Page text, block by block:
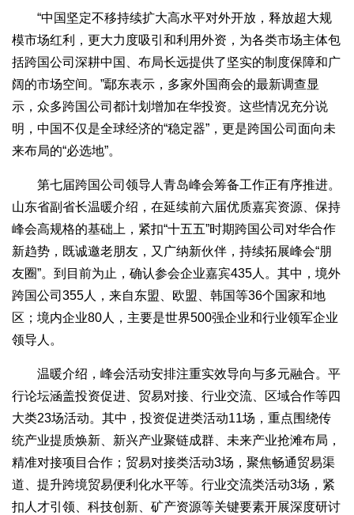
“中国坚定不移持续扩大高水平对外开放，释放超大规
模市场红利，更大力度吸引和利用外资，为各类市场主体包
括跨国公司深耕中国、布局长远提供了坚实的制度保障和广
阔的市场空间。”鄢东表示，多家外国商会的最新调查显
示，众多跨国公司都计划增加在华投资。这些情况充分说
明，中国不仅是全球经济的“稳定器”，更是跨国公司面向未
来布局的“必选地”。
第七届跨国公司领导人青岛峰会筹备工作正有序推进。
山东省副省长温暖介绍，在延续前六届优质嘉宾资源、保持
峰会高规格的基础上，紧扣“十五五”时期跨国公司对华合作
新趋势，既诚邀老朋友，又广纳新伙伴，持续拓展峰会“朋
友圈”。到目前为止，确认参会企业嘉宾435人。其中，境外
跨国公司355人，来自东盟、欧盟、韩国等36个国家和地
区；境内企业80人，主要是世界500强企业和行业领军企业
领导人。
温暖介绍，峰会活动安排注重实效导向与多元融合。平
行论坛涵盖投资促进、贸易对接、行业交流、区域合作等四
大类23场活动。其中，投资促进类活动11场，重点围绕传
统产业提质焕新、新兴产业聚链成群、未来产业抢滩布局，
精准对接项目合作；贸易对接类活动3场，聚焦畅通贸易渠
道、提升跨境贸易便利化水平等。行业交流类活动3场，紧
扣人才引领、科技创新、矿产资源等关键要素开展深度研讨